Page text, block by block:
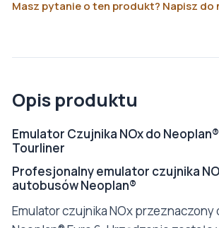
Masz pytanie o ten produkt? Napisz do
Opis produktu
Emulator Czujnika NOx do
Tourliner
Profesjonalny emulator czujnika
autobusów Neoplan®
Emulator czujnika NOx